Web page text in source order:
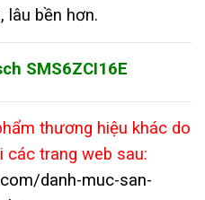
lâu bền hơn.
SMS6ZCI16E
thương hiệu khác do
các trang web sau:
danh-muc-san-